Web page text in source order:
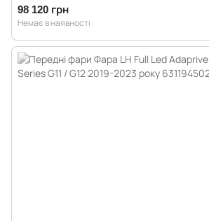
98 120 грн
Немає в наявності